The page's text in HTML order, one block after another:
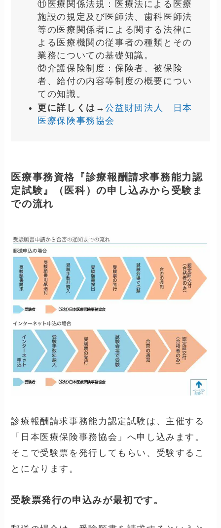
⑥薬価基準、材料価格基準：保険医
療で使用される医薬品及び医療材料
の価格とその請求方法
⑦診療報酬請求事務：診療報酬請求
書および診療報酬明細書を作成する
ために必要な知識と実技
⑧医療用語：診療報酬請求事務を行
うために必要な病名、検査法、医薬
品などの用語及びその略語の主なも
のの知識
についての基礎知識。
⑩薬学の基礎知識：医薬品の種類、
名称、規格、剤形、単位等について
施設の規定及び医師法、歯科医師法
等の医療関係者による関する法律に
よる医療機関の従事者の種類とその
業務についての基礎知識。
⑫介護保険制度：保険者、被保険
者、給付の内容等制度の概要につい
ての知識。
更に詳しくは →公益財団法人 日本
医療保険事務協会
医療事務資格『診療報酬請求事務能力認
での流れ